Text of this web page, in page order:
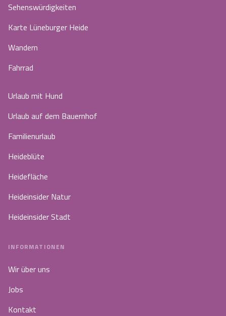
Sehenswürdigkeiten
Karte Lüneburger Heide
Wandern
Fahrrad
Urlaub mit Hund
Urlaub auf dem Bauernhof
Familienurlaub
Heideblüte
Heidefläche
Heideinsider Natur
Heideinsider Stadt
INFORMATIONEN
Wir über uns
Jobs
Kontakt